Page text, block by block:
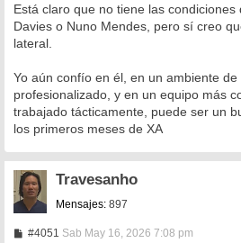
Está claro que no tiene las condiciones
Davies o Nuno Mendes, pero sí creo
lateral.
Yo aún confío en él, en un ambiente
profesionalizado, y en un equipo más
trabajado tácticamente, puede ser un
los primeros meses de XA
Travesanho
Mensajes: 897
#4051 M
Sab May 16, 2026 7:08 pm